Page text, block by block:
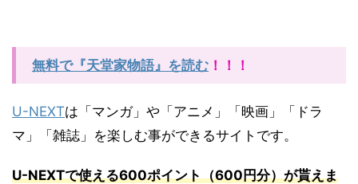
無料で『天堂家物語』を読む ！！！
U-NEXTは「マンガ」や「アニメ」「映画」「ドラ
マ」「雑誌」を楽しむ事ができるサイトです。
U-NEXTで使える600ポイント（600円分）が貰えま